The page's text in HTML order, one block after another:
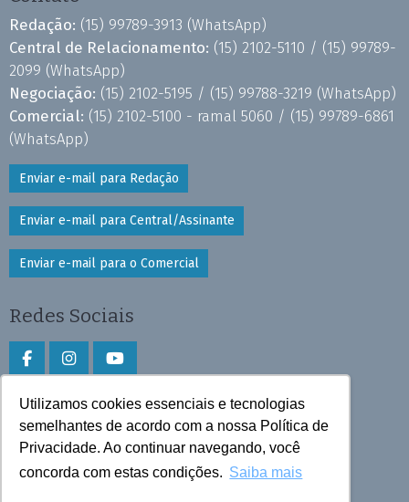
Utilizamos cookies essenciais e tecnologias
semelhantes de acordo com a nossa Política de
Privacidade. Ao continuar navegando, você
concorda com estas condições. Saiba mais
Redação: (15) 99789-3913 (WhatsApp)
Central de Relacionamento: (15) 2102-5110 / (15) 99789-
2099 (WhatsApp)
Negociação: (15) 2102-5195 / (15) 99788-3219 (WhatsApp)
Comercial: (15) 2102-5100 - ramal 5060 / (15) 99789-6861
(WhatsApp)
Enviar e-mail para Redação
Enviar e-mail para Central/Assinante
Enviar e-mail para o Comercial
Redes Sociais
Faça download do aplicativo
Play Store e App Store